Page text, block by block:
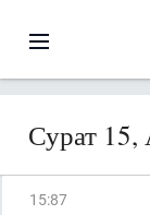
Сурат
15:87